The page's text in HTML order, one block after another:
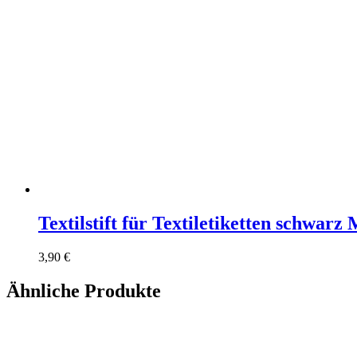
Textilstift für Textiletiketten schwarz
3,90 €
Ähnliche Produkte